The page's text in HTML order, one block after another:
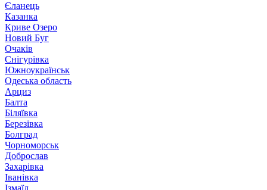
Єланець
Казанка
Криве Озеро
Новий Буг
Очаків
Снігурівка
Южноукраїнськ
Одеська область
Арциз
Балта
Біляївка
Березівка
Болград
Чорноморськ
Доброслав
Захарівка
Іванівка
Ізмаїл